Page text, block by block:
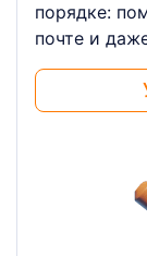
порядке:
почте и